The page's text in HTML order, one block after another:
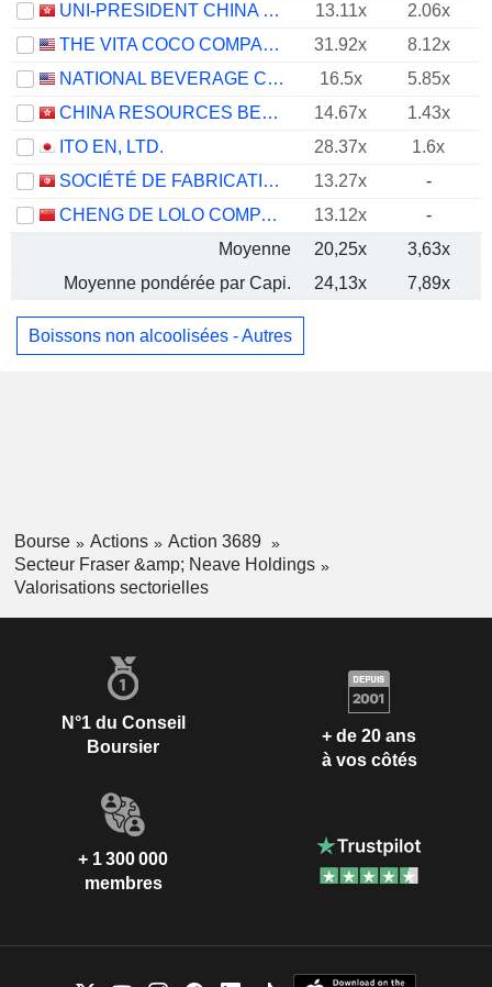
UNI-PRESIDENT CHINA HOLDINGS LTD
13.11x
2.06x
THE VITA COCO COMPANY, INC.
31.92x
8.12x
NATIONAL BEVERAGE CORP.
16.5x 5.85x
CHINA RESOURCES BEVERAGE (HOLDINGS) COMPANY LIMITED
14.67x
1.43x
ITO EN, LTD.
28.37x
1.6x
SOCIÉTÉ DE FABRICATION DES BOISSONS DE TUNISIE SOCIÉTÉ ANONYME
13.27x
-
CHENG DE LOLO COMPANY LIMITED
13.12x
-
Moyenne
20,25x
3,63x
Moyenne pondérée par Capi.
24,13x 7,89x
Boissons non alcoolisées - Autres
Bourse Actions
Action 3689
Secteur Fraser &amp; Neave Holdings
Valorisations sectorielles
N°1 du Conseil
Boursier
+ de 20 ans
à vos côtés
+ 1 300 000
membres